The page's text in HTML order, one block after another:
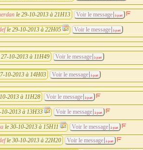
le 29-10-2013 à 21H13 Voir le message à part
le 29-10-2013 à 22H05 Voir le message à part
27-10-2013 à 11H49 Voir le message à part
10-2013 à 14H03 Voir le message à part
2013 à 11H28 Voir le message à part
10-2013 à 13H33 Voir le message à part
le 30-10-2013 à 15H11 Voir le message à part
le 30-10-2013 à 22H20 Voir le message à part